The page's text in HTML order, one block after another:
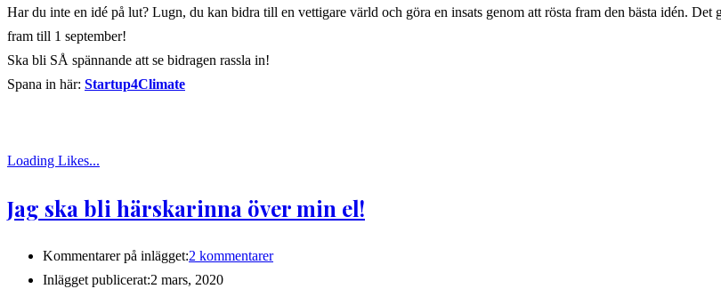
Har du inte en idé på lut? Lugn, du kan bidra till en vettigare värld och göra en insats genom att rösta fram den bästa idén. Det
fram till 1 september!
Ska bli SÅ spännande att se bidragen rassla in!
Spana in här: Startup4Climate
Loading Likes...
Jag ska bli härskarinna över min el!
Kommentarer på inlägget:2 kommentarer
Inlägget publicerat:2 mars, 2020